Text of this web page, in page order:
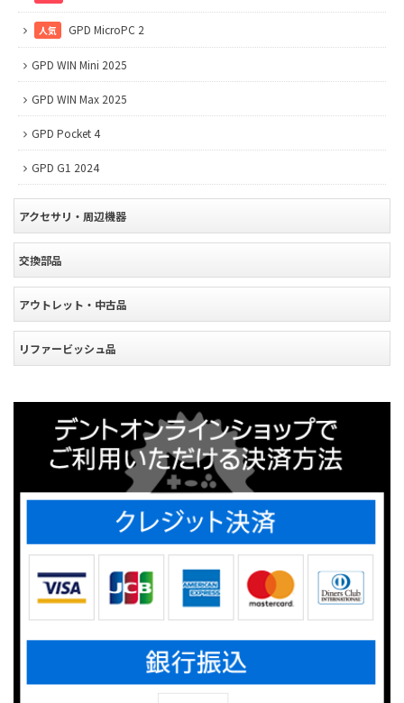
人気 GPD MicroPC 2
GPD WIN Mini 2025
GPD WIN Max 2025
GPD Pocket 4
GPD G1 2024
アクセサリ・周辺機器
交換部品
アウトレット・中古品
リファービッシュ品